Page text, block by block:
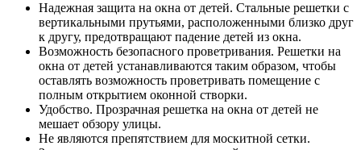
Надежная защита на окна от детей. Стальные решетки с
вертикальными прутьями, расположенными близко друг
к другу, предотвращают падение детей из окна.
Возможность безопасного проветривания. Решетки на
окна от детей устанавливаются таким образом, чтобы
оставлять возможность проветривать помещение с
полным открытием оконной створки.
Удобство. Прозрачная решетка на окна от детей не
мешает обзору улицы.
Не являются препятствием для москитной сетки.